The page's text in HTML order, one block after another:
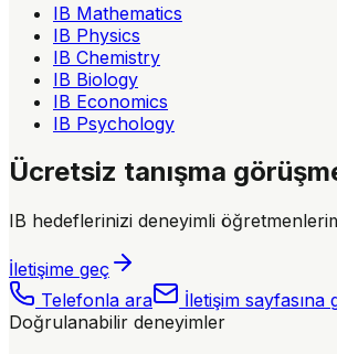
IB Mathematics
IB Physics
IB Chemistry
IB Biology
IB Economics
IB Psychology
Ücretsiz tanışma
IB hedeflerinizi deneyimli
İletişime geç
Telefonla ara
İletişim sayfasına
Doğrulanabilir deneyimler